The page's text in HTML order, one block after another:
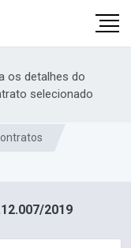
os detalhes do
selecionado
2019